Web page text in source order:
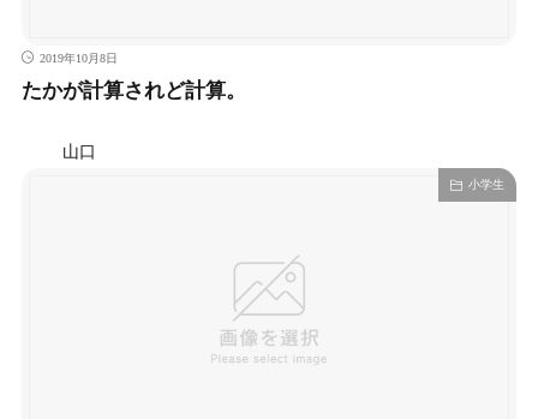
2019年10月8日
たかが計算されど計算。
山口
小学生